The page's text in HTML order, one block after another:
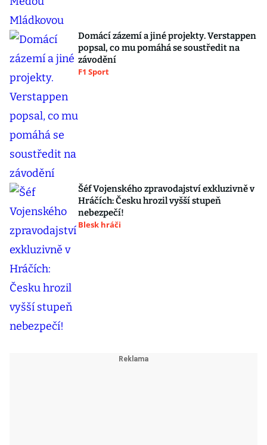
Domácí zázemí a jiné projekty. Verstappen
popsal, co mu pomáhá se soustředit na
závodění
F1 Sport
Šéf Vojenského zpravodajství exkluzivně v
Hráčích: Česku hrozil vyšší stupeň
nebezpečí!
Blesk hráči